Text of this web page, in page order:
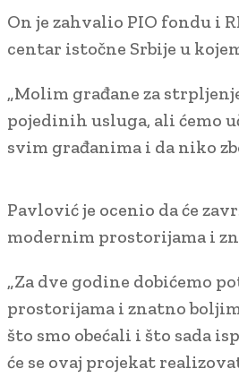
On je zahvalio PIO fondu i
centar istočne Srbije u
„Molim građane za
pojedinih usluga, ali ćemo
svim građanima i da niko
Pavlović je ocenio da će
modernim prostorijama i
„Za dve godine dobićemo
prostorijama i znatno
što smo obećali i što sada
će se ovaj projekat